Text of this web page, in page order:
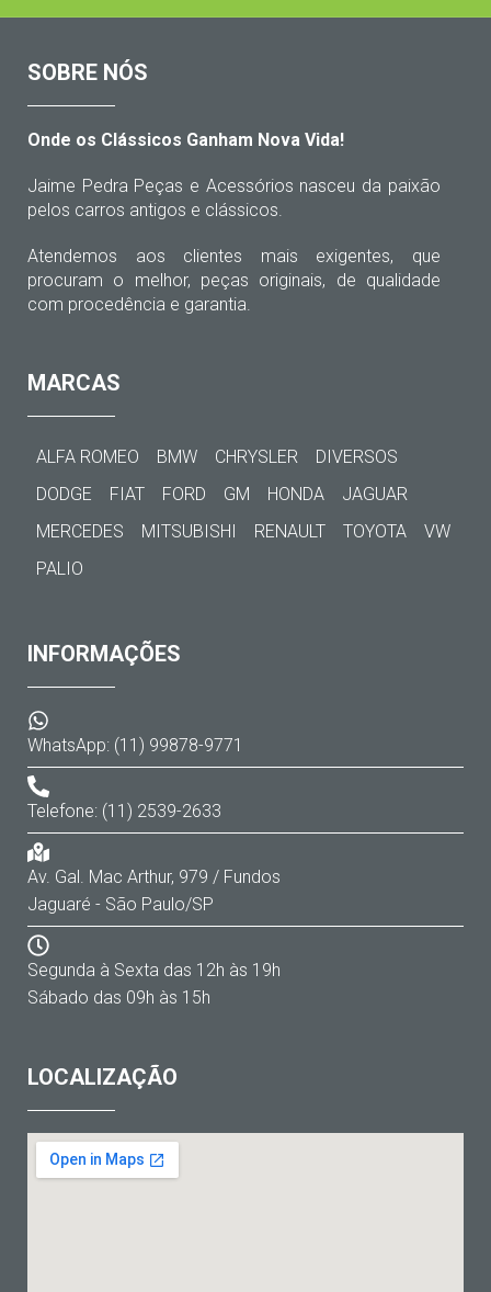
SOBRE NÓS
Onde os Clássicos Ganham Nova Vida!
Jaime Pedra Peças e Acessórios nasceu da paixão
pelos carros antigos e clássicos.
Atendemos aos clientes mais exigentes, que
procuram o melhor, peças originais, de qualidade
com procedência e garantia.
MARCAS
ALFA ROMEO BMW CHRYSLER
DIVERSOS
DODGE
FIAT FORD GM HONDA
JAGUAR
MERCEDES
MITSUBISHI RENAULT TOYOTA
VW
PALIO
INFORMAÇÕES
WhatsApp: (11) 99878-9771
Telefone: (11) 2539-2633
Av. Gal. Mac Arthur, 979 / Fundos
Jaguaré - São Paulo/SP
Segunda à Sexta das 12h às 19h
Sábado das 09h às 15h
LOCALIZAÇÃO